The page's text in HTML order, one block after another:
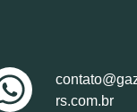
rs.com.br